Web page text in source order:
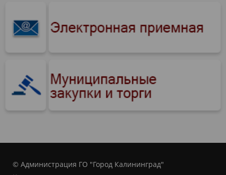
© Администрация ГО "Город Калининград"